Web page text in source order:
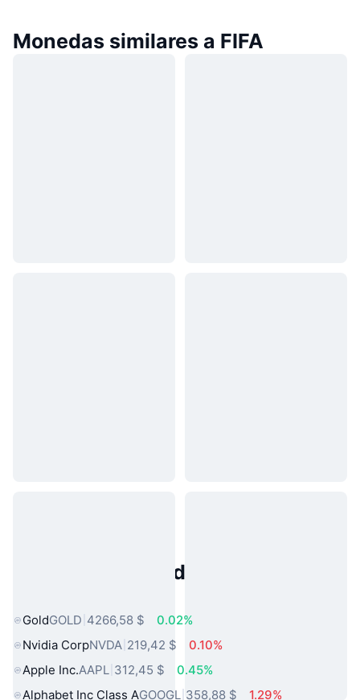
Monedas similares a FIFA
Activos del Mundo Real
GoldGOLD 4266,58 $
0.02%
Nvidia CorpNVDA 219,42 $
0.10%
Apple Inc.AAPL 312,45 $
0.45%
Alphabet Inc Class AGOOGL 358,88 $ 1.29%